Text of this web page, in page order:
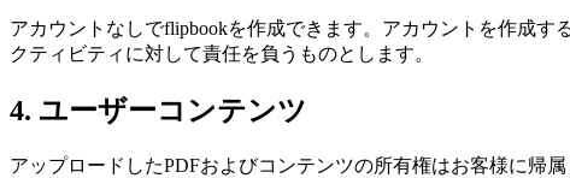
アカウントなしでflipbookを作成できます。アカウントを作成
クティビティに対して責任を負うものとします。
4. ユーザーコンテンツ
アップロードしたPDFおよびコンテンツの所有権はお客様に帰